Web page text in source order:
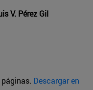
V. Pérez Gil
Descargar en